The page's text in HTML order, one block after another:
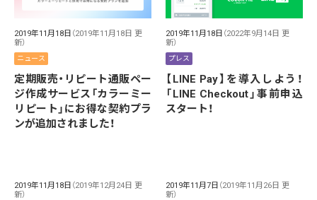
2019年11月18日 （2019年11月18日 更
新）
ニュース
定期販売・リピート通販ペー
ジ作成サービス「カラーミー
リピート」にお得な契約プラ
ンが追加されました！
2019年11月18日 （2022年9月14日 更
新）
プレス
【LINE Pay】を導入しよう！
「LINE Checkout」事前申込
スタート！
2019年11月18日 （2019年12月24日 更
新）
2019年11月7日 （2019年11月26日 更
新）